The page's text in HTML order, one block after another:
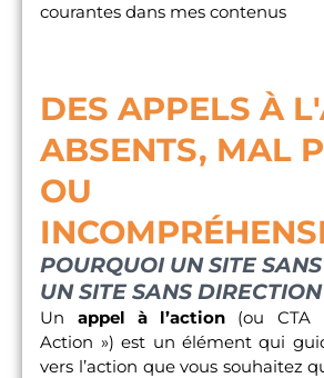
courantes dans mes contenus
DES APPELS À
ABSENTS, MAL
OU
POURQUOI UN SITE
UN SITE SANS
Un appel à l’action (ou CTA
Action ») est un élément qui
vers l’action que vous souhaitez